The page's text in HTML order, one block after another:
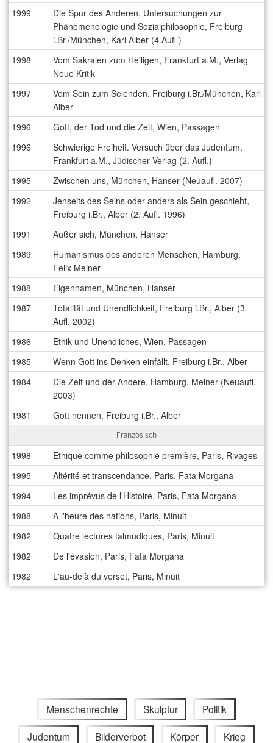
1999
Die Spur des Anderen. Untersuchungen zur
Phänomenologie und Sozialphilosophie, Freiburg
i.Br./München, Karl Alber (4.Aufl.)
1998
Vom Sakralen zum Heiligen, Frankfurt a.M., Verlag
Neue Kritik
1997
Vom Sein zum Seienden, Freiburg i.Br./München, Karl
Alber
1996
Gott, der Tod und die Zeit, Wien, Passagen
1996
Schwierige Freiheit. Versuch über das Judentum,
Frankfurt a.M., Jüdischer Verlag (2. Aufl.)
1995
Zwischen uns, München, Hanser (Neuaufl. 2007)
1992
Jenseits des Seins oder anders als Sein geschieht,
Freiburg i.Br., Alber (2. Aufl. 1996)
1991
Außer sich, München, Hanser
1989
Humanismus des anderen Menschen, Hamburg,
Felix Meiner
1988
Eigennamen, München, Hanser
1987
Totalität und Unendlichkeit, Freiburg i.Br., Alber (3.
Aufl. 2002)
1986
Ethik und Unendliches, Wien, Passagen
1985
Wenn Gott ins Denken einfällt, Freiburg i.Br., Alber
1984
Die Zeit und der Andere, Hamburg, Meiner (Neuaufl.
2003)
1981
Gott nennen, Freiburg i.Br., Alber
Französisch
1998
Ethique comme philosophie première, Paris, Rivages
1995
Altérité et transcendance, Paris, Fata Morgana
1994
Les imprévus de l'Histoire, Paris, Fata Morgana
1988
A l'heure des nations, Paris, Minuit
1982
Quatre lectures talmudiques, Paris, Minuit
1982
De l'évasion, Paris, Fata Morgana
1982
L'au-delà du verset, Paris, Minuit
Menschenrechte Skulptur Politik
Judentum Bilderverbot Körper Krieg